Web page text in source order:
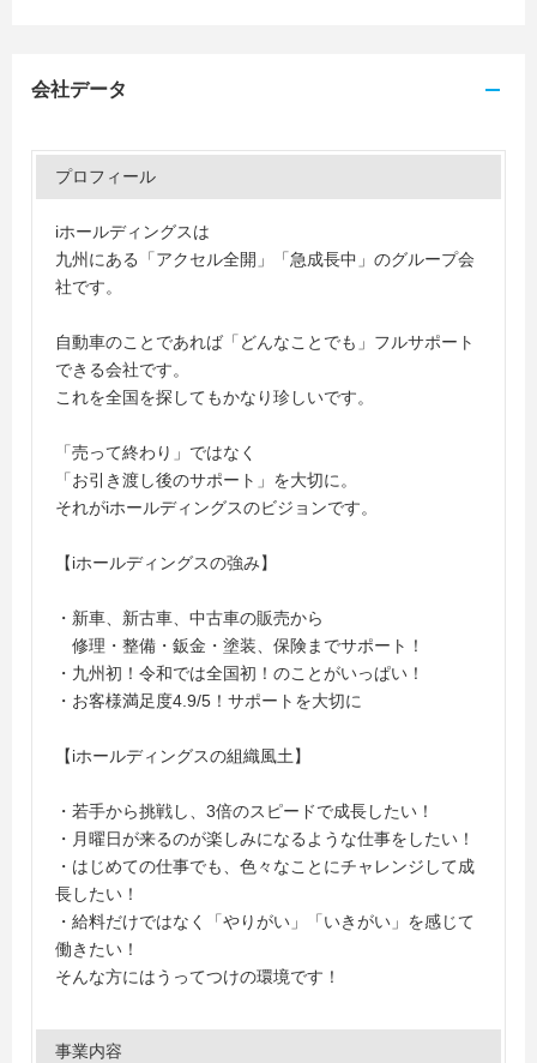
会社データ
プロフィール
iホールディングスは
九州にある「アクセル全開」「急成長中」のグループ会
社です。
自動車のことであれば「どんなことでも」フルサポート
できる会社です。
これを全国を探してもかなり珍しいです。
「売って終わり」ではなく
「お引き渡し後のサポート」を大切に。
それがiホールディングスのビジョンです。
【iホールディングスの強み】
・新車、新古車、中古車の販売から
修理・整備・鈑金・塗装、保険までサポート！
・九州初！令和では全国初！のことがいっぱい！
・お客様満足度4.9/5！サポートを大切に
【iホールディングスの組織風土】
・若手から挑戦し、3倍のスピードで成長したい！
・月曜日が来るのが楽しみになるような仕事をしたい！
・はじめての仕事でも、色々なことにチャレンジして成
長したい！
・給料だけではなく「やりがい」「いきがい」を感じて
働きたい！
そんな方にはうってつけの環境です！
事業内容